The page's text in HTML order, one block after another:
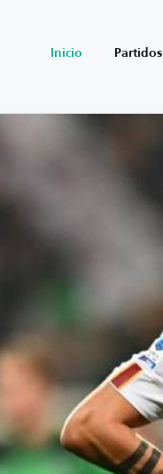
Inicio Partidos